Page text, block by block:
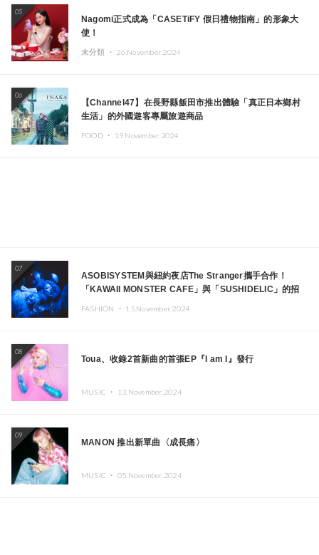
05
Nagomi正式成為「CASETiFY 假日禮物指南」的形象大
使！
未分類 ・ 26.November.2024
06
【Channel47】在長野縣飯田市推出體驗「真正日本鄉村
生活」的外國遊客專屬旅遊商品
FOOD ・ 19.November.2024
07
ASOBISYSTEM與紐約夜店The Stranger攜手合作！
「KAWAII MONSTER CAFE」與「SUSHIDELIC」的招
FASHION ・ 15.November.2024
08
Toua、收錄2首新曲的首張EP『I am I』發行
MUSIC ・ 13.November.2024
09
MANON 推出新單曲〈成長痛〉
MUSIC ・ 05.November.2024